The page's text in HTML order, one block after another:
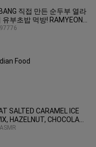
직접 만든 순두부 열라
유부초밥 먹방! RAMYEON
EATING SOUND!
Food
SALTED CARAMEL ICE
HAZELNUT, CHOCOLATE